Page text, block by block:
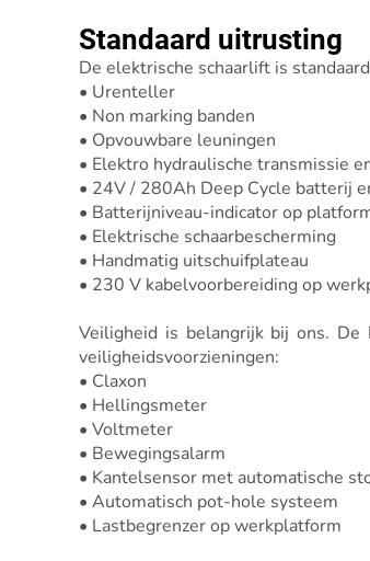
Standaard uitrusting
De elektrische schaarlift is
• Urenteller
• Non marking banden
• Opvouwbare leuningen
• Elektro hydraulische transmissie
• 24V / 280Ah Deep Cycle batterij
• Batterijniveau-indicator op
• Elektrische schaarbescherming
• Handmatig uitschuifplateau
• 230 V kabelvoorbereiding op
Veiligheid is belangrijk bij ons. De
veiligheidsvoorzieningen:
• Claxon
• Hellingsmeter
• Voltmeter
• Bewegingsalarm
• Kantelsensor met automatische
• Automatisch pot-hole systeem
• Lastbegrenzer op werkplatform